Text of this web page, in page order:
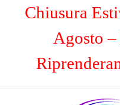
Chiusura
Agosto